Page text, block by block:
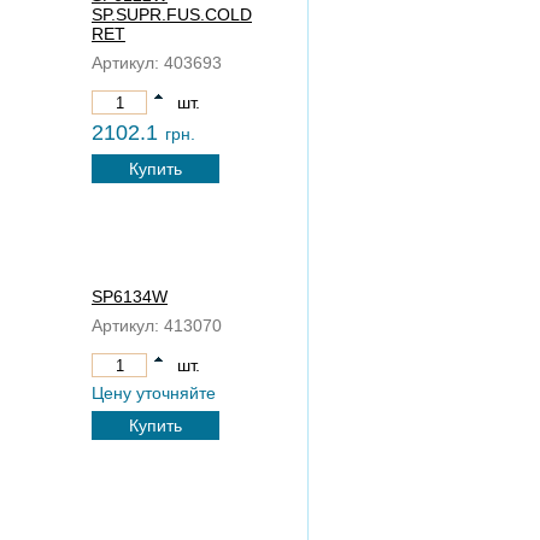
SP.SUPR.FUS.COLD
RET
Артикул: 403693
шт.
2102.1 грн.
Купить
SP6134W
Артикул: 413070
шт.
Цену уточняйте
Купить